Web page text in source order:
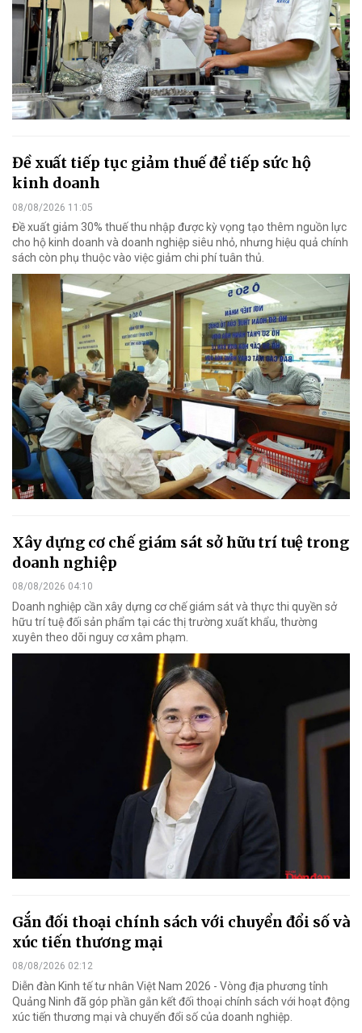
Đề xuất tiếp tục giảm thuế để tiếp sức hộ
kinh doanh
08/08/2026 11:05
Đề xuất giảm 30% thuế thu nhập được kỳ vọng tạo thêm nguồn lực
cho hộ kinh doanh và doanh nghiệp siêu nhỏ, nhưng hiệu quả chính
sách còn phụ thuộc vào việc giảm chi phí tuân thủ.
Xây dựng cơ chế giám sát sở hữu trí tuệ trong
doanh nghiệp
08/08/2026 04:10
Doanh nghiệp cần xây dựng cơ chế giám sát và thực thi quyền sở
hữu trí tuệ đối sản phẩm tại các thị trường xuất khẩu, thường
xuyên theo dõi nguy cơ xâm phạm.
Gắn đối thoại chính sách với chuyển đổi số và
xúc tiến thương mại
08/08/2026 02:12
Diễn đàn Kinh tế tư nhân Việt Nam 2026 - Vòng địa phương tỉnh
Quảng Ninh đã góp phần gắn kết đối thoại chính sách với hoạt động
xúc tiến thương mại và chuyển đổi số của doanh nghiệp.